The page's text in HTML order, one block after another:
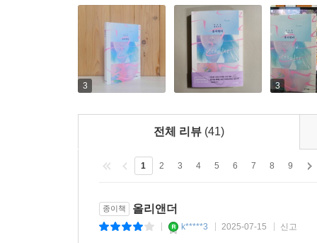
그러나 놀랍게도 구석에 홀로 남은 올리앤더 나
해도 독이 옮고, 잘못 들이마시면 죽을 수도 있는
조롱하고 있었다.
--- p.241
3 3
전체 리뷰 (41)
1 2 3 4 5 6 7 8 9
종이책 올리앤더
k*****3 2025-07-15 신고